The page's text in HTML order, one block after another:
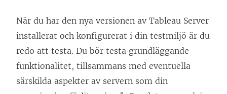
När du har den nya versionen av Tableau Server
installerat och konfigurerat i din testmiljö är du
redo att testa. Du bör testa grundläggande
funktionalitet, tillsammans med eventuella
särskilda aspekter av servern som din